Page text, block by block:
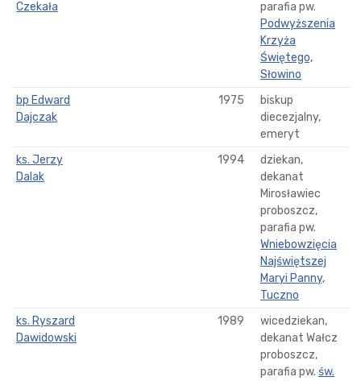
Czekała
parafia pw.
Podwyższenia
Krzyża
Świętego,
Słowino
bp Edward
Dajczak
1975
biskup
diecezjalny,
emeryt
ks. Jerzy
Dalak
1994
dziekan,
dekanat
Mirosławiec
proboszcz,
parafia pw.
Wniebowzięcia
Najświętszej
Maryi Panny,
Tuczno
ks. Ryszard
Dawidowski
1989
wicedziekan,
dekanat Wałcz
proboszcz,
parafia pw. św.